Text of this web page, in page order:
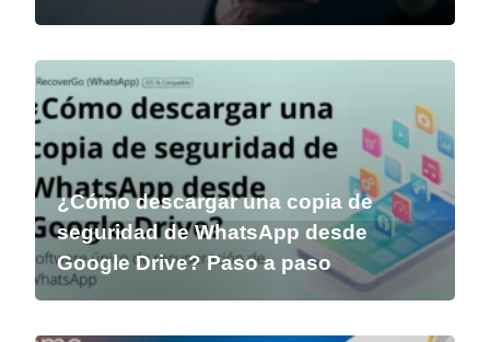
¿Cómo descargar una copia de
seguridad de WhatsApp desde
Google Drive? Paso a paso